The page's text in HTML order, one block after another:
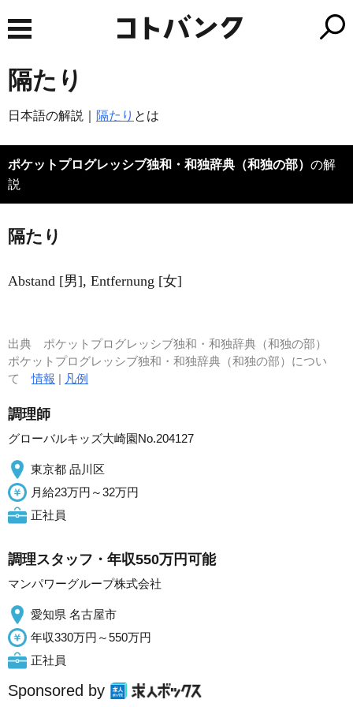
隔たり
日本語の解説｜ 隔たり とは
ポケットプログレッシブ独和・和独辞典（和独の部） の解
説
隔たり
Abstand [男], Entfernung [女]
出典 ポケットプログレッシブ独和・和独辞典（和独の部）
ポケットプログレッシブ独和・和独辞典（和独の部）につい
て情報 | 凡例
調理師
グローバルキッズ大崎園No.204127
東京都 品川区
月給23万円～32万円
正社員
調理スタッフ・年収550万円可能
マンパワーグループ株式会社
愛知県 名古屋市
年収330万円～550万円
正社員
Sponsored by